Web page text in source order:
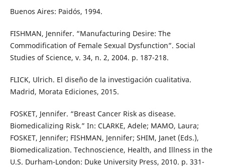
Buenos Aires: Paidós, 1994.
FISHMAN, Jennifer. “Manufacturing Desire: The
Commodification of Female Sexual Dysfunction”. Social
Studies of Science, v. 34, n. 2, 2004. p. 187-218.
FLICK, Ulrich. El diseño de la investigación cualitativa.
Madrid, Morata Ediciones, 2015.
FOSKET, Jennifer. “Breast Cancer Risk as disease.
Biomedicalizing Risk.” In: CLARKE, Adele; MAMO, Laura;
FOSKET, Jennifer; FISHMAN, Jennifer; SHIM, Janet (Eds.),
Biomedicalization. Technoscience, Health, and Illness in the
U.S. Durham-London: Duke University Press, 2010. p. 331-